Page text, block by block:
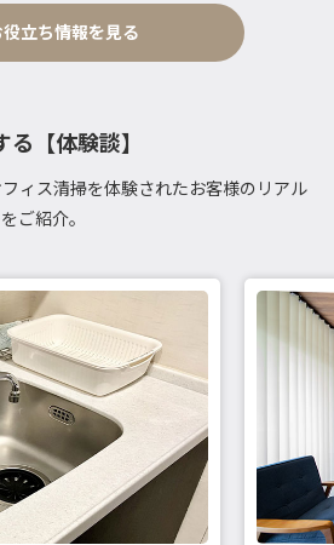
役立ち情報を見る
【体験談】
ィス清掃を体験されたお客様のリアル
ご紹介。